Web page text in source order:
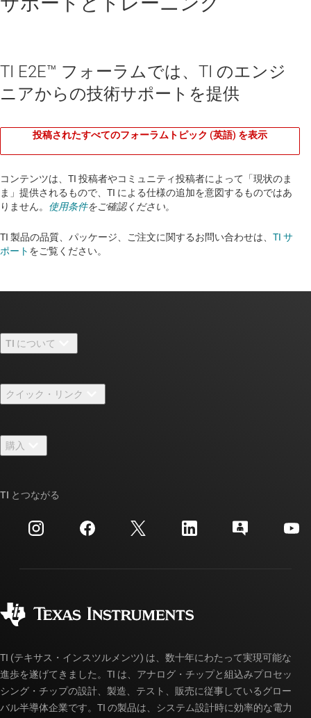
TI E2E™ フォーラムでは、TI のエンジ
ニアからの技術サポートを提供
投稿されたすべてのフォーラムトピック (英語) を表示
コンテンツは、TI 投稿者やコミュニティ投稿者によって「現状のま
ま」提供されるもので、TI による仕様の追加を意図するものではあ
りません。 使用条件をご確認ください。
TI 製品の品質、パッケージ、ご注文に関するお問い合わせは、 TI サ
ポート をご覧ください。​​​​​​​​​​​​​​
TI について
採用情報
ニュース
イベント
投資家向け情報
クイック・リンク
TI E2E™ 設計サポート・フォーラム
クロスリファレンス検索
カスタマー・サポート・センター
myTI アカウントの FAQ
購入
ご注文に関する FAQ
TI とつながる
TI (テキサス・インスツルメンツ) は、数十年にわたって実現可能な
進歩を遂げてきました。TI は、アナログ・チップと組込みプロセッ
シング・チップの設計、製造、テスト、販売に従事しているグロー
バル半導体企業です。TI の製品は、システム設計時に効率的な電力